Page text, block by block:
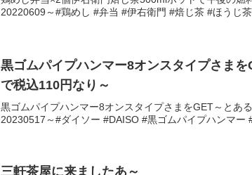
20220609～#鶏めし #弁当 #伊右衛門 #焙じ茶 #ほうじ茶
黒ゴムパイプハンマー8オンスタイプさま
で税込110円なり～
黒ゴムパイプハンマー8オンスタイプさまをGET～とあ
20230517～#ダイソー #DAISO #黒ゴムパイプハンマー
三軒茶屋に来ましたあ～